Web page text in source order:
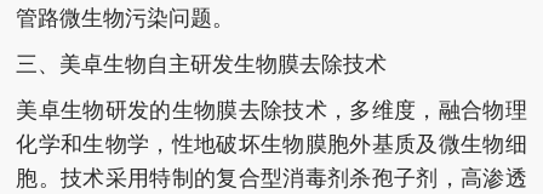
管路微生物污染问题。
三、美卓生物自主研发生物膜去除技术
美卓生物研发的生物膜去除技术，多维度，融合物理
化学和生物学，性地破坏生物膜胞外基质及微生物细
胞。技术采用特制的复合型消毒剂杀孢子剂，高渗透